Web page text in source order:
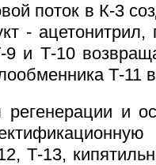
поток в К-3
-
9 и Т-10
Т-11
регенерации и
Т-13,